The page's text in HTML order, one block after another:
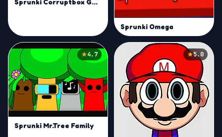
Sprunki Corruptbox Goreless
Sprunki Omega
4.7
Sprunki Mr.Tree Family
5.0